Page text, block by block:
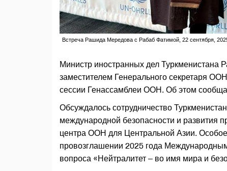
Встреча Рашида Мередова с Рабаб Фатимой, 22 сентября,
Министр иностранных дел Туркменистана
заместителем Генерального секретаря
сессии Генассамблеи ООН. Об этом
Обсуждалось сотрудничество
международной безопасности и развития
центра ООН для Центральной Азии.
провозглашении 2025 года
вопроса «Нейтралитет – во имя мира и